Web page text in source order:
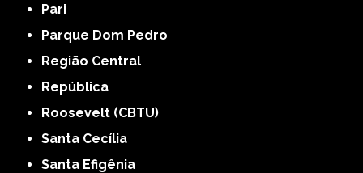
Pari
Parque Dom Pedro
Região Central
República
Roosevelt (CBTU)
Santa Cecília
Santa Efigênia